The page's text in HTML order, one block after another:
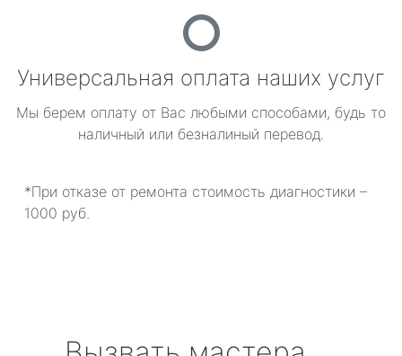
Универсальная оплата наших услуг
Мы берем оплату от Вас любыми способами, будь то
наличный или безналиный перевод.
*При отказе от ремонта стоимость диагностики –
1000 руб.